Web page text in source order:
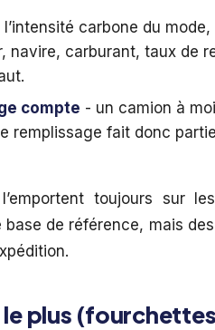
l’intensité carbone du
navire, carburant, taux de
compte - un camion à
remplissage fait donc
toujours sur
base de référence, mais
plus